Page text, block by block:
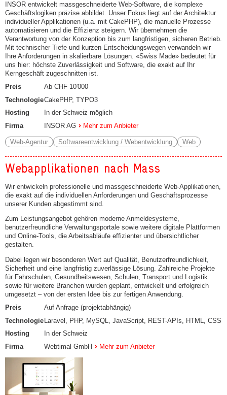
INSOR entwickelt massgeschneiderte Web-Software, die komplexe
Geschäftslogiken präzise abbildet. Unser Fokus liegt auf der Architektur
individueller Applikationen (u.a. mit CakePHP), die manuelle Prozesse
automatisieren und die Effizienz steigern. Wir übernehmen die
Verantwortung von der Konzeption bis zum langfristigen, sicheren Betrieb.
Mit technischer Tiefe und kurzen Entscheidungswegen verwandeln wir
Ihre Anforderungen in skalierbare Lösungen. «Swiss Made» bedeutet für
uns hier: höchste Zuverlässigkeit und Software, die exakt auf Ihr
Kerngeschäft zugeschnitten ist.
Preis
Ab CHF 10'000
TechnologieCakePHP, TYPO3
Hosting
In der Schweiz möglich
Firma
INSOR AG Mehr zum Anbieter
Web-Agentur Softwareentwicklung / Webentwicklung Web
Webapplikationen nach Mass
Wir entwickeln professionelle und massgeschneiderte Web-Applikationen,
die exakt auf die individuellen Anforderungen und Geschäftsprozesse
unserer Kunden abgestimmt sind.
Zum Leistungsangebot gehören moderne Anmeldesysteme,
benutzerfreundliche Verwaltungsportale sowie weitere digitale Plattformen
und Online-Tools, die Arbeitsabläufe effizienter und übersichtlicher
gestalten.
Dabei legen wir besonderen Wert auf Qualität, Benutzerfreundlichkeit,
Sicherheit und eine langfristig zuverlässige Lösung. Zahlreiche Projekte
für Fahrschulen, Gesundheitswesen, Schulen, Transport und Logistik
sowie für weitere Branchen wurden geplant, entwickelt und erfolgreich
umgesetzt – von der ersten Idee bis zur fertigen Anwendung.
Preis
Auf Anfrage (projektabhängig)
TechnologieLaravel, PHP, MySQL, JavaScript, REST-APIs, HTML, CSS
Hosting
In der Schweiz
Firma
Webtimal GmbH Mehr zum Anbieter